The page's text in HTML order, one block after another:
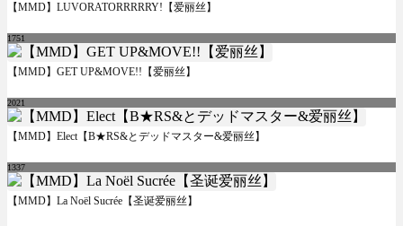
【MMD】LUVORATORRRRRY!【爱丽丝】
1751
【MMD】GET UP&MOVE!!【爱丽丝】
2021
【MMD】Elect【B★RS&とデッドマスター&爱丽丝】
1337
【MMD】La Noël Sucrée【圣诞爱丽丝】